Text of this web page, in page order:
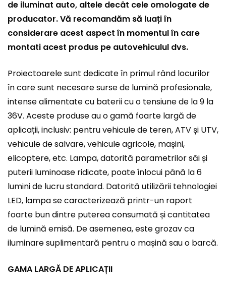
de iluminat auto, altele decât cele omologate de
producator. Vă recomandăm să luați în
considerare acest aspect în momentul în care
montati acest produs pe autovehiculul dvs.
Proiectoarele sunt dedicate în primul rând locurilor
în care sunt necesare surse de lumină profesionale,
intense alimentate cu baterii cu o tensiune de la 9 la
36V. Aceste produse au o gamă foarte largă de
aplicații, inclusiv: pentru vehicule de teren, ATV și UTV,
vehicule de salvare, vehicule agricole, mașini,
elicoptere, etc. Lampa, datorită parametrilor săi și
puterii luminoase ridicate, poate înlocui până la 6
lumini de lucru standard. Datorită utilizării tehnologiei
LED, lampa se caracterizează printr-un raport
foarte bun dintre puterea consumată și cantitatea
de lumină emisă. De asemenea, este grozav ca
iluminare suplimentară pentru o mașină sau o barcă.
GAMA LARGĂ DE APLICAȚII